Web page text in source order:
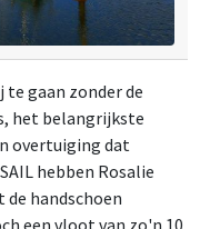
te gaan zonder de
het belangrijkste
overtuiging dat
hebben Rosalie
handschoen